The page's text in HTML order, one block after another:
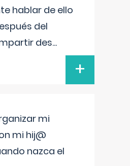
hablar de ello
del
des...
+
mi
mi hij@
nazca el